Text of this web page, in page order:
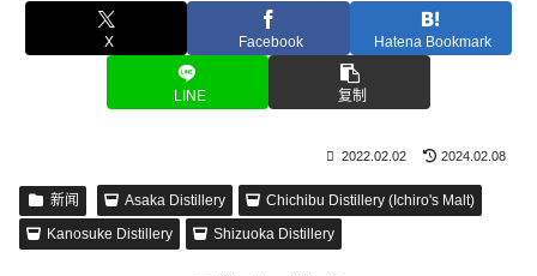
X Facebook Hatena Bookmark
LINE 复制
2022.02.02 2024.02.08
新闻 Asaka Distillery
Chichibu Distillery (Ichiro's Malt)
Kanosuke Distillery
Shizuoka Distillery